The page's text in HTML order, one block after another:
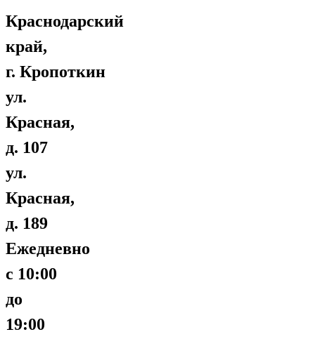
Краснодарский
край,
г. Кропоткин
ул.
Красная,
д. 107
ул.
Красная,
д. 189
Ежедневно
с 10:00
до
19:00